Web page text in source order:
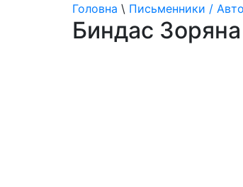
Головна \ Письменники /
Биндас Зоряна